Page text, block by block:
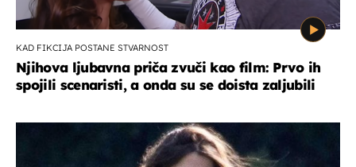
KAD FIKCIJA POSTANE STVARNOST
Njihova ljubavna priča zvuči kao film: Prvo ih
spojili scenaristi, a onda su se doista zaljubili